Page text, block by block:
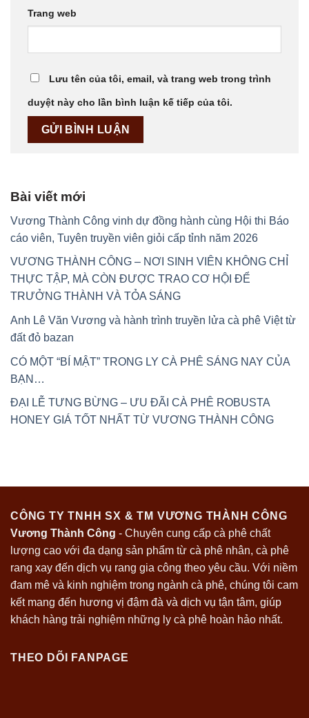
Trang web
Lưu tên của tôi, email, và trang web trong trình
duyệt này cho lần bình luận kế tiếp của tôi.
Bài viết mới
Vương Thành Công vinh dự đồng hành cùng Hội thi Báo
cáo viên, Tuyên truyền viên giỏi cấp tỉnh năm 2026
VƯƠNG THÀNH CÔNG – NƠI SINH VIÊN KHÔNG CHỈ
THỰC TẬP, MÀ CÒN ĐƯỢC TRAO CƠ HỘI ĐỂ
TRƯỞNG THÀNH VÀ TỎA SÁNG
Anh Lê Văn Vương và hành trình truyền lửa cà phê Việt từ
đất đỏ bazan
CÓ MỘT “BÍ MẬT” TRONG LY CÀ PHÊ SÁNG NAY CỦA
BẠN…
ĐẠI LỄ TƯNG BỪNG – ƯU ĐÃI CÀ PHÊ ROBUSTA
HONEY GIÁ TỐT NHẤT TỪ VƯƠNG THÀNH CÔNG
CÔNG TY TNHH SX & TM VƯƠNG THÀNH CÔNG
Vương Thành Công - Chuyên cung cấp cà phê chất
lượng cao với đa dạng sản phẩm từ cà phê nhân, cà phê
rang xay đến dịch vụ rang gia công theo yêu cầu. Với niềm
đam mê và kinh nghiệm trong ngành cà phê, chúng tôi cam
kết mang đến hương vị đậm đà và dịch vụ tận tâm, giúp
khách hàng trải nghiệm những ly cà phê hoàn hảo nhất.
THEO DÕI FANPAGE